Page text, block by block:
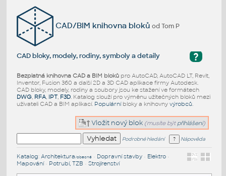
CAD/BIM knihovna blokůod Tom P
?
CAD bloky, modely, rodiny, symboly a detaily
Bezplatná knihovna CAD a BIM blokůpro AutoCAD, AutoCAD LT, Revit,
Inventor, Fusion 360 a další 2D a 3D CAD aplikace firmy Autodesk.
CAD bloky, modely, rodiny a soubory jsou ke stažení ve formátech
DWG, RFA, IPT, F3D. Katalog slouží pro výměnu užitečných bloků mezi
uživateli CAD a BIM aplikací. Populárníbloky a knihovny výrobců.
Vložit nový blok (musíte být přihlášeni)
Podrobné hledání Nápověda
Katalog: Architektura/obecné• Dopravní stavby• Elektro•
Mapování• Potrubí, TZB • Strojírenství